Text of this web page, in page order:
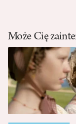
Może Cię